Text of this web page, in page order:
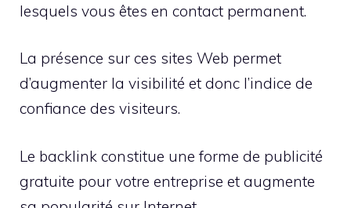
lesquels vous êtes en contact permanent.
La présence sur ces sites Web permet
d’augmenter la visibilité et donc l’indice de
confiance des visiteurs.
Le backlink constitue une forme de publicité
gratuite pour votre entreprise et augmente